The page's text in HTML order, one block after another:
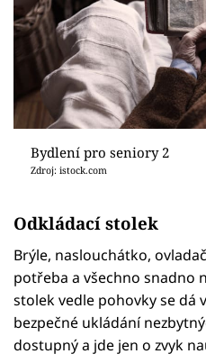
Bydlení pro seniory 2
Zdroj: istock.com
Odkládací stolek
Brýle, naslouchátko,
potřeba a všechno snadno
stolek vedle pohovky se dá
bezpečné ukládání
dostupný a jde jen o zvyk